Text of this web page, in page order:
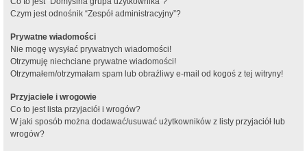
Czym jest odnośnik “Zespół administracyjny”?
Prywatne wiadomości
Nie mogę wysyłać prywatnych wiadomości!
Otrzymuję niechciane prywatne wiadomości!
Otrzymałem/otrzymałam spam lub obraźliwy e-mail od kogoś z tej witryny!
Przyjaciele i wrogowie
Co to jest lista przyjaciół i wrogów?
W jaki sposób można dodawać/usuwać użytkowników z listy przyjaciół lub
wrogów?